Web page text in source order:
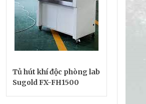
Tủ hút khí độc phòng lab
Sugold FX-FH1500